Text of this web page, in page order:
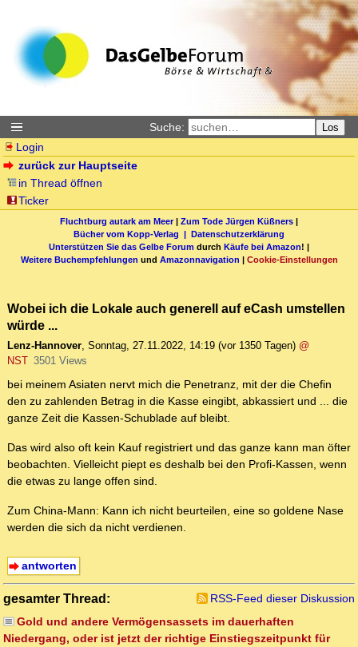
Suche: Los
Login
zurück zur Hauptseite
in Thread öffnen
Ticker
Fluchtburg autark am Meer| Zum Tode Jürgen Küßners |
Bücher vom Kopp-Verlag | Datenschutzerklärung
Unterstützen Sie das Gelbe Forum durch Käufe bei Amazon! |
Weitere Buchempfehlungen und Amazonnavigation | Cookie-Einstellungen
Wobei ich die Lokale auch generell auf eCash umstellen
würde ...
Lenz-Hannover, Sonntag, 27.11.2022, 14:19 (vor 1350 Tagen) @
NST 3501 Views
bei meinem Asiaten nervt mich die Penetranz, mit der die Chefin
den zu zahlenden Betrag in die Kasse eingibt, abkassiert und ... die
ganze Zeit die Kassen-Schublade auf bleibt.
Das wird also oft kein Kauf registriert und das ganze kann man öfter
beobachten. Vielleicht piept es deshalb bei den Profi-Kassen, wenn
die etwas zu lange offen sind.
Zum China-Mann: Kann ich nicht beurteilen, eine so goldene Nase
werden die sich da nicht verdienen.
antworten
gesamter Thread:
RSS-Feed dieser Diskussion
Gold und andere Vermögensassets im dauerhaften
Niedergang, oder ist jetzt der richtige Einstiegszeitpunkt für